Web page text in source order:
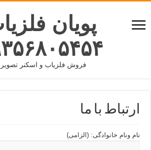
پویان
فروش فلزیاب و اسکنر
ارتباط با ما
نام ونام خانوادگی: (الزامی)